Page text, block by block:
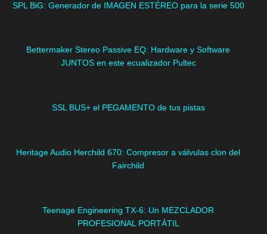
SPL BiG: Generador de IMAGEN ESTÉREO para la serie 500
Bettermaker Stereo Passive EQ: Hardware y Software
JUNTOS en este ecualizador Pultec
SSL BUS+ el PEGAMENTO de tus pistas
Heritage Audio Herchild 670: Compresor a válvulas clon del
Fairchild
Teenage Engineering TX-6: Un MEZCLADOR
PROFESIONAL PORTÁTIL